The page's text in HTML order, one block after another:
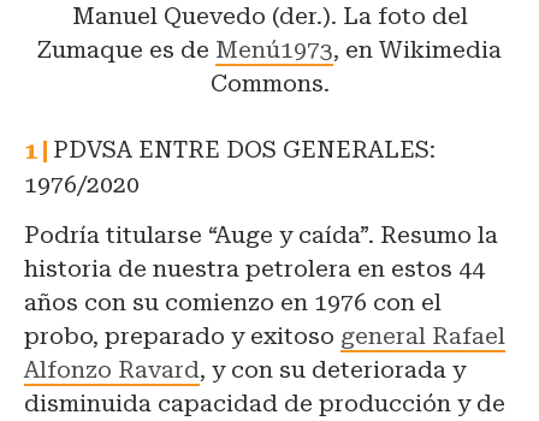
Manuel Quevedo (der.). La foto del
Zumaque es de Menú1973, en Wikimedia
Commons.
PDVSA ENTRE DOS GENERALES:
1976/2020
Podría titularse “Auge y caída”. Resumo la
historia de nuestra petrolera en estos 44
años con su comienzo en 1976 con el
probo, preparado y exitoso general Rafael
Alfonzo Ravard, y con su deteriorada y
disminuida capacidad de producción y de